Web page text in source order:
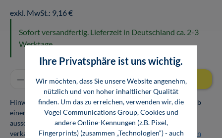
exkl. MwSt.: 9,16 €
Sofort versandfertig. Lieferzeit in Deutschland ca. 2-3
Werktage.
Produkt Anzahl: Gib den gewünschten
In den Warenkorb
Hinweis: Als Firmenkunde erhalten Sie einen Mengenrabatt ab
einer Abnahmemenge von 10 Exemplaren. Die Bücher dürfen
ausschließlich für den Eigenbedarf genutzt und nicht weiter
verkauft werden. Weitere Informationen unterFirmenlizenzen
Ihre Privatsphäre ist uns wichtig.
Wir möchten, dass Sie unsere Website angenehm,
nützlich und von hoher inhaltlicher Qualität
finden. Um das zu erreichen, verwenden wir, die
Vogel Communications Group, Cookies und
andere Online-Kennungen (z.B. Pixel,
Fingerprints) (zusammen „Technologien“) - auch